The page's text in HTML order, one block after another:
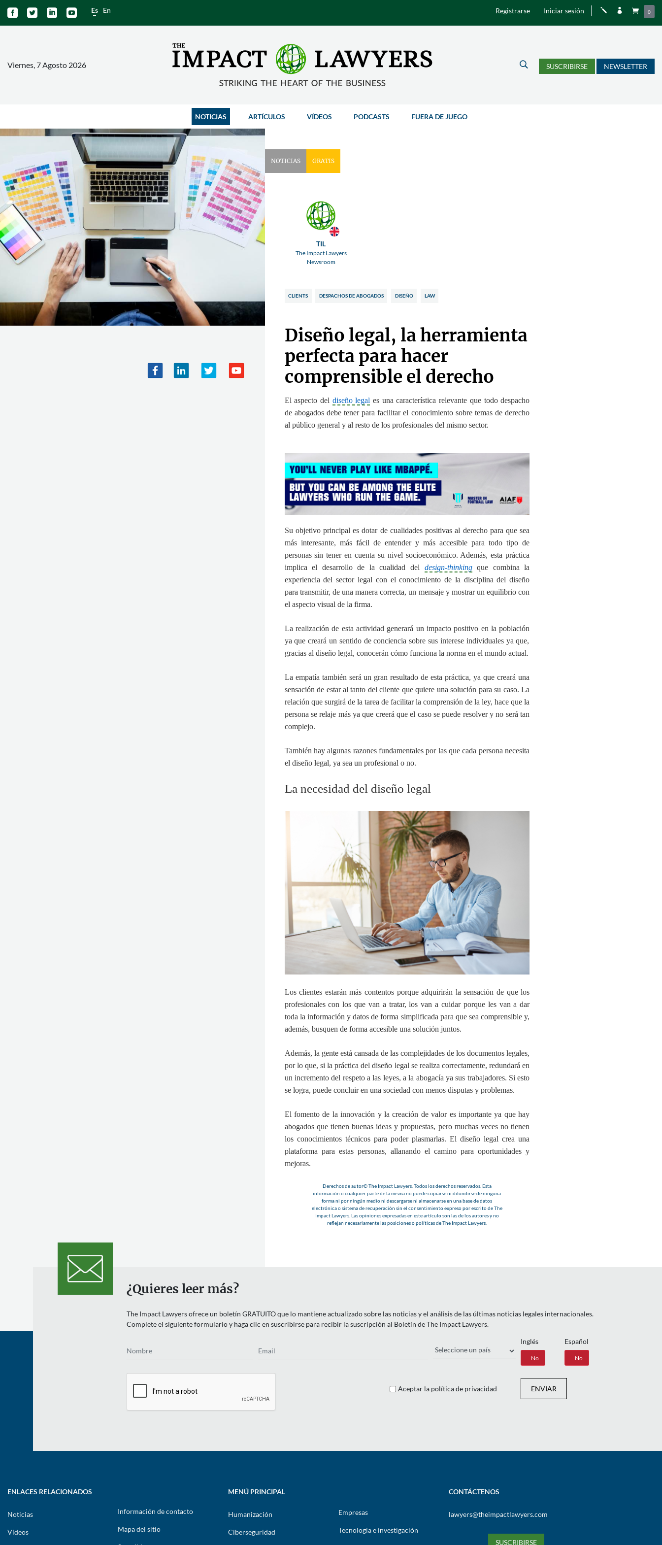
    Es En Registrarse Iniciar sesión j   0
Viernes, 7 Agosto 2026 U SUSCRIBIRSE NEWSLETTER
NOTICIAS ARTÍCULOS VÍDEOS PODCASTS FUERA DE JUEGO
NOTICIAS GRATIS
TIL
The Impact Lawyers
Newsroom
CLIENTS DESPACHOS DE ABOGADOS DISEÑO LAW
Diseño legal, la herramienta
perfecta para hacer
comprensible el derecho
El aspecto del diseño legal es una característica relevante que todo despacho
de abogados debe tener para facilitar el conocimiento sobre temas de derecho
al público general y al resto de los profesionales del mismo sector.
Su objetivo principal es dotar de cualidades positivas al derecho para que sea
más interesante, más fácil de entender y más accesible para todo tipo de
personas sin tener en cuenta su nivel socioeconómico. Además, esta práctica
implica el desarrollo de la cualidad del design-thinkingque combina la
experiencia del sector legal con el conocimiento de la disciplina del diseño
para transmitir, de una manera correcta, un mensaje y mostrar un equilibrio con
el aspecto visual de la firma.
La realización de esta actividad generará un impacto positivo en la población
ya que creará un sentido de conciencia sobre sus interese individuales ya que,
gracias al diseño legal, conocerán cómo funciona la norma en el mundo actual.
La empatía también será un gran resultado de esta práctica, ya que creará una
sensación de estar al tanto del cliente que quiere una solución para su caso. La
relación que surgirá de la tarea de facilitar la comprensión de la ley, hace que la
persona se relaje más ya que creerá que el caso se puede resolver y no será tan
complejo.
También hayalgunas razones fundamentales por las que cada persona necesita
el diseño legal, ya sea un profesional o no.
La necesidad del diseño legal
Los clientes estarán más contentos porque adquirirán la sensación de que los
profesionales con los que van a tratar, los van a cuidar porque les van a dar
toda la información y datos de forma simplificada para que sea comprensible y,
además, busquen de forma accesible una solución juntos.
Además, la gente está cansada de las complejidades de los documentos legales,
por lo que, si la práctica del diseño legal se realiza correctamente, redundará en
un incremento del respeto a las leyes, a la abogacía ya sus trabajadores. Si esto
se logra, puede concluir en una sociedad con menos disputas y problemas.
El fomento de la innovación y la creación de valores importante ya que hay
abogados que tienen buenas ideas y propuestas, pero muchas veces no tienen
los conocimientos técnicos para poder plasmarlas. El diseño legal crea una
plataforma para estas personas, allanando el camino para oportunidades y
mejoras.
Derechos de autor© The Impact Lawyers. Todos los derechos reservados. Esta
información o cualquier parte de la misma no puede copiarse ni difundirse de ninguna
forma ni por ningún medio ni descargarse ni almacenarse en una base de datos
electrónica o sistema de recuperación sin el consentimiento expreso por escrito de The
Impact Lawyers. Las opiniones expresadas en este artículo son las de los autores y no
reflejan necesariamente las posiciones o políticas de The Impact Lawyers.
¿Quieres leer más?
The Impact Lawyers ofrece un boletín GRATUITO que lo mantiene actualizado sobre las noticias y el análisis de las últimas noticias legales internacionales.
Complete el siguiente formulario y haga clic en suscribirse para recibir la suscripción al Boletín de The Impact Lawyers.
Inglés
Sí No
Español
No
Aceptar la política de privacidad ENVIAR
ENLACES RELACIONADOS
Noticias
Vídeos
Información de contacto
Mapa del sitio
MENÚ PRINCIPAL
Humanización
Ciberseguridad
Empresas
Tecnología e investigación
CONTÁCTENOS
lawyers@theimpactlawyers.com
SUSCRIBIRSE